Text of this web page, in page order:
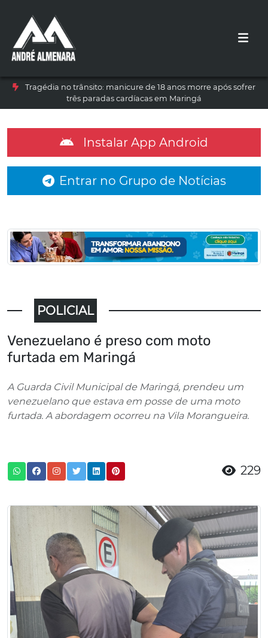
Tragédia no trânsito: manicure de 18 anos morre após sofrer
três paradas cardíacas em Maringá
Instalar App Android
Entrar no Grupo de Notícias
POLICIAL
Venezuelano é preso com moto
furtada em Maringá
A Guarda Civil Municipal de Maringá, prendeu um
venezuelano que estava em posse de uma moto
furtada. A abordagem ocorreu na Vila Morangueira.
229